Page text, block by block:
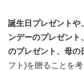
誕生日プレゼントや
ンデーのプレゼント
のプレゼント、母の
フト)を贈ることを